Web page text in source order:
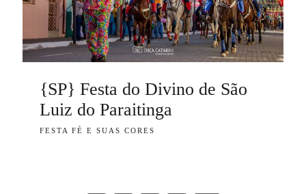
{SP} Festa do Divino de São
Luiz do Paraitinga
FESTA FÉ E SUAS CORES